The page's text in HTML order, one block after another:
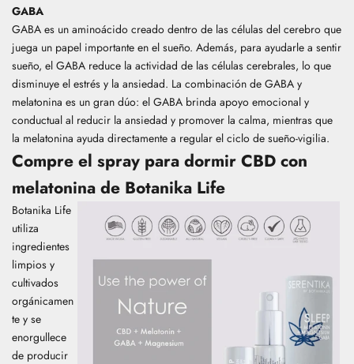
GABA
GABA es un aminoácido creado dentro de las células del cerebro que
juega un papel importante en el sueño. Además, para ayudarle a sentir
sueño, el GABA reduce la actividad de las células cerebrales, lo que
disminuye el estrés y la ansiedad. La combinación de GABA y
melatonina es un gran dúo: el GABA brinda apoyo emocional y
conductual al reducir la ansiedad y promover la calma, mientras que
la melatonina ayuda directamente a regular el ciclo de sueño-vigilia.
Compre el spray para dormir CBD con
melatonina de Botanika Life
Botanika Life
utiliza
ingredientes
limpios y
cultivados
orgánicamen
te y se
enorgullece
de producir